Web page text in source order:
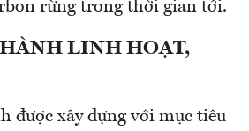
rừng trong thời gian tới.
LINH HOẠT,
được xây dựng với mục tiêu